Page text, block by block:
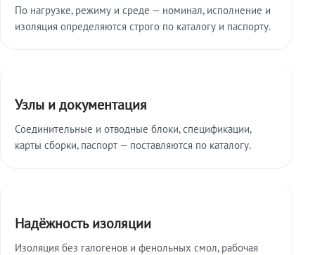
По нагрузке, режиму и среде — номинал, исполнение и
изоляция определяются строго по каталогу и паспорту.
Узлы и документация
Соединительные и отводные блоки, спецификации,
карты сборки, паспорт — поставляются по каталогу.
Надёжность изоляции
Изоляция без галогенов и фенольных смол, рабочая